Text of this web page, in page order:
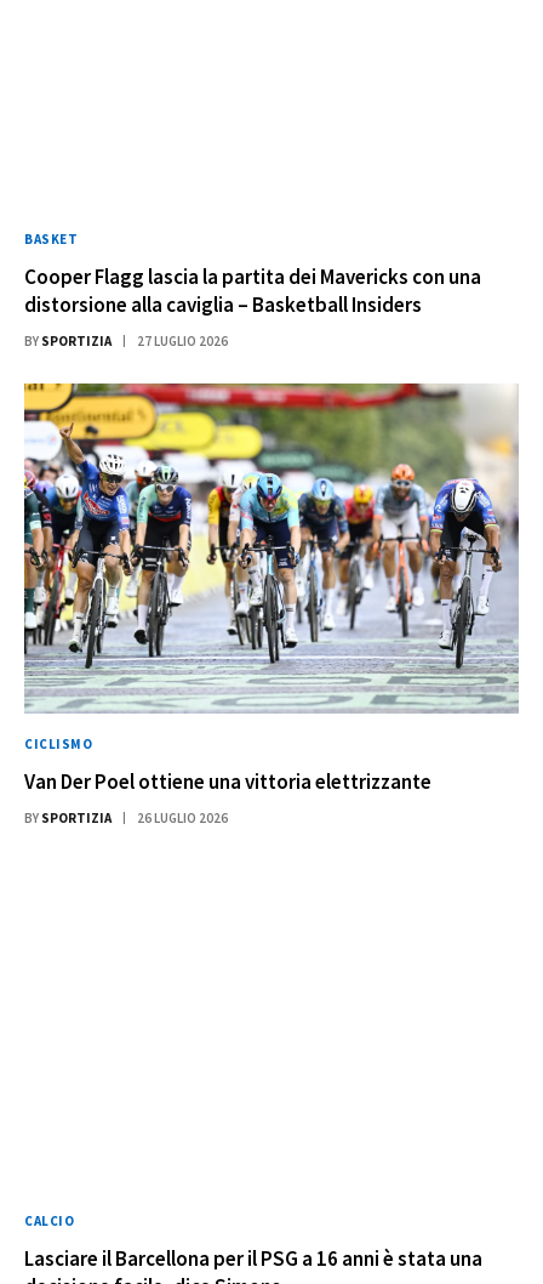
BASKET
Cooper Flagg lascia la partita dei Mavericks con una
distorsione alla caviglia – Basketball Insiders
BY SPORTIZIA 27 LUGLIO 2026
CICLISMO
Van Der Poel ottiene una vittoria elettrizzante
BY SPORTIZIA 26 LUGLIO 2026
CALCIO
Lasciare il Barcellona per il PSG a 16 anni è stata una